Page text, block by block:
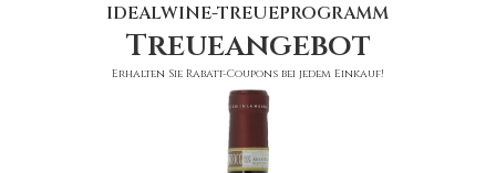
IDEALWINE-TREUEPROGRAMM
Treueangebot
Erhalten Sie Rabatt-Coupons bei jedem Einkauf!